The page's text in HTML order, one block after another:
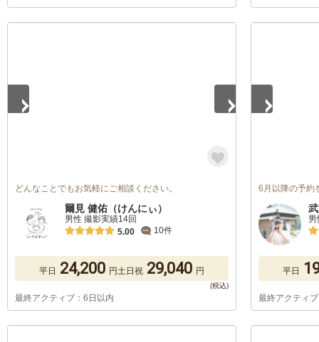
どんなことでもお気軽にご相談ください。
爾見 健佑（けんにぃ）
男性 撮影実績14回
5.00
10件
平日 24,200 円土日祝 29,040 円
最終アクティブ：6日以内
6月以降の予約
平日
最終アクティ